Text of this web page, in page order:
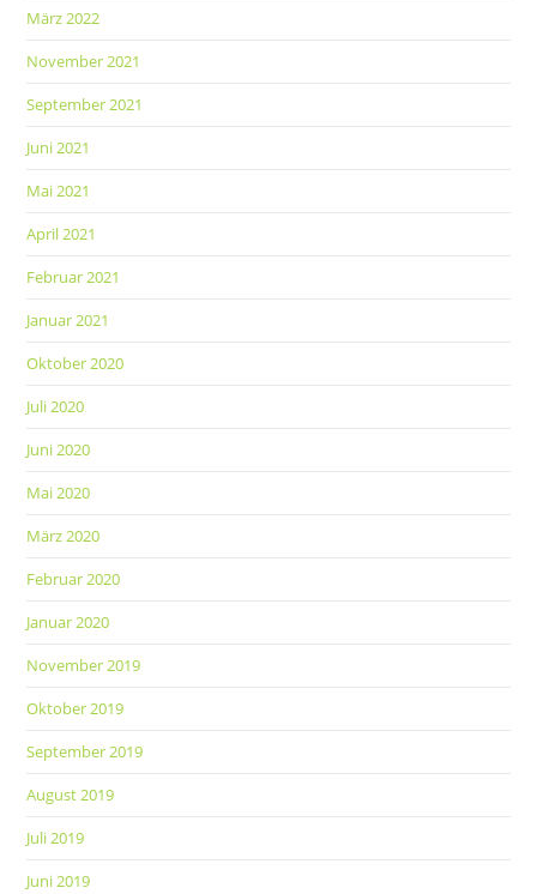
März 2022
November 2021
September 2021
Juni 2021
Mai 2021
April 2021
Februar 2021
Januar 2021
Oktober 2020
Juli 2020
Juni 2020
Mai 2020
März 2020
Februar 2020
Januar 2020
November 2019
Oktober 2019
September 2019
August 2019
Juli 2019
Juni 2019